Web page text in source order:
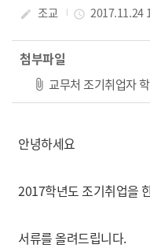
작성자
create 조교 작성일
access_time 2017.11.24
첨부파일
교무처 조기취업자
안녕하세요
2017학년도 조기취업을
서류를 올려드립니다.